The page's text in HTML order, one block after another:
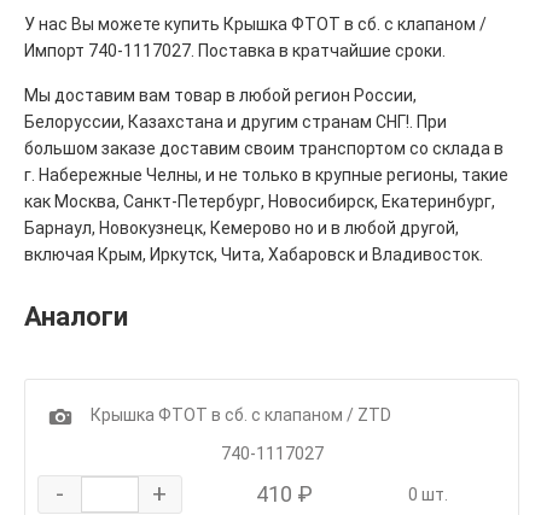
У нас Вы можете купить Крышка ФТОТ в сб. с клапаном /
Импорт 740-1117027. Поставка в кратчайшие сроки.
Мы доставим вам товар в любой регион России,
Белоруссии, Казахстана и другим странам СНГ!. При
большом заказе доставим своим транспортом со склада в
г. Набережные Челны, и не только в крупные регионы, такие
как Москва, Санкт-Петербург, Новосибирск, Екатеринбург,
Барнаул, Новокузнецк, Кемерово но и в любой другой,
включая Крым, Иркутск, Чита, Хабаровск и Владивосток.
Аналоги
1
Крышка ФТОТ в сб. с клапаном / ZTD
740-1117027
- + 410 ₽ 0 шт.